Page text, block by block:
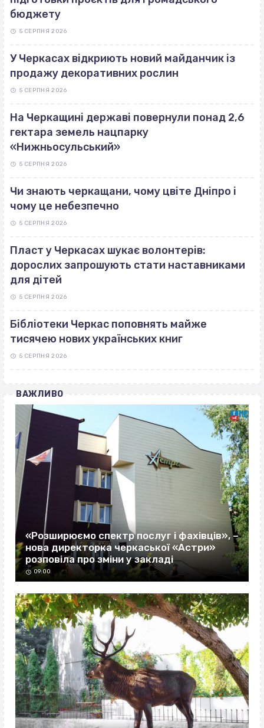
бюджету
5 СЕРПНЯ 2026
У Черкасах відкриють новий майданчик із
продажу декоративних рослин
5 СЕРПНЯ 2026
На Черкащині державі повернули понад 2,6
гектара земель нацпарку
«Нижньосульський»
5 СЕРПНЯ 2026
Чи знають черкащани, чому цвіте Дніпро і
чому це небезпечно
5 СЕРПНЯ 2026
Пласт у Черкасах шукає волонтерів:
дорослих запрошують стати наставниками
для дітей
5 СЕРПНЯ 2026
Бібліотеки Черкас поповнять майже
тисячею нових українських книг
5 СЕРПНЯ 2026
ВАЖЛИВО
«Розширюємо спектр послуг і фахівців», –
нова директорка черкаської «Астри»
розповіла про зміни у закладі
09:00